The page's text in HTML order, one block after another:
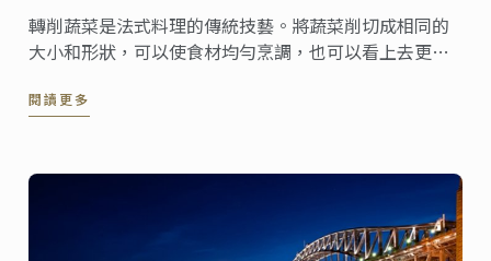
轉削蔬菜是法式料理的傳統技藝。將蔬菜削切成相同的
大小和形狀，可以使食材均勻烹調，也可以看上去更賞
閱讀更多